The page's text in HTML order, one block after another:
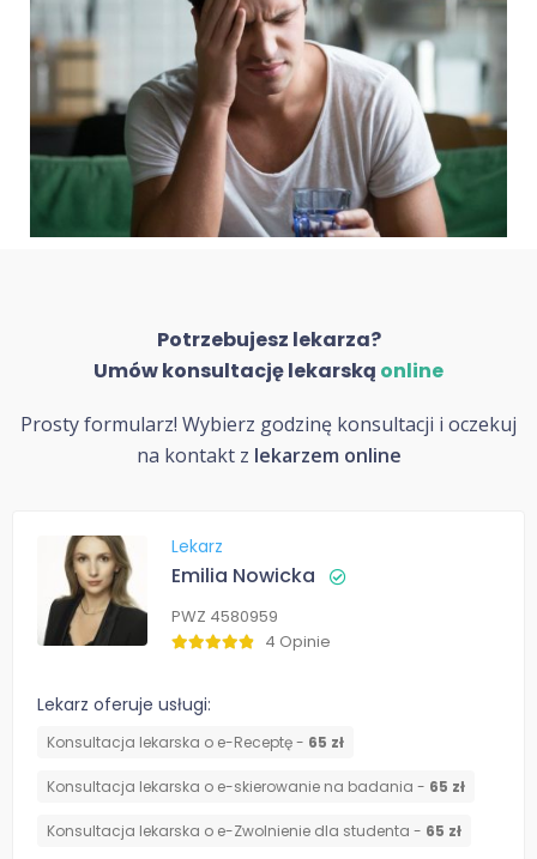
Potrzebujesz lekarza?
Umów konsultację lekarską online
Prosty formularz! Wybierz godzinę konsultacji i oczekuj
na kontakt z lekarzem online
Lekarz
Emilia Nowicka
PWZ 4580959
4 Opinie
Lekarz oferuje usługi:
Konsultacja lekarska o e-Receptę - 65 zł
Konsultacja lekarska o e-skierowanie na badania - 65 zł
Konsultacja lekarska o e-Zwolnienie dla studenta - 65 zł